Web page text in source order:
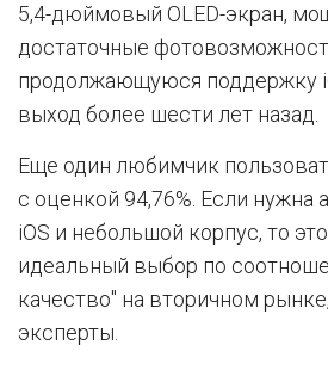
5,4-дюймовый OLED-экран,
достаточные
продолжающуюся поддержку
выход более шести лет назад.
Еще один любимчик
с оценкой 94,76%. Если нужна
iOS и небольшой корпус, то
идеальный выбор по
качество" на вторичном
эксперты.